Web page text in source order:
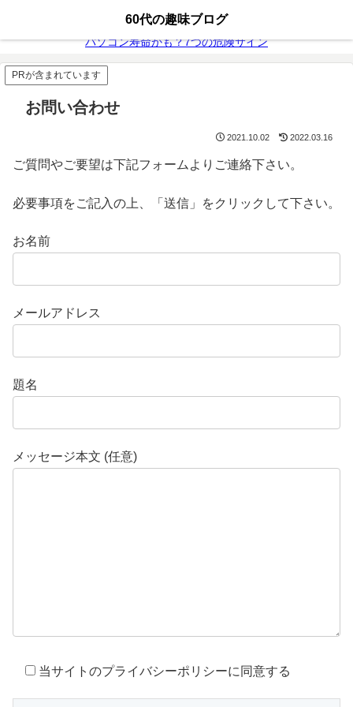
富士通26年モデル
パソコン寿命かも？7つの危険サイン
PRが含まれています
お問い合わせ
2021.10.02 2022.03.16
ご質問やご要望は下記フォームよりご連絡下さい。
必要事項をご記入の上、「送信」をクリックして下さい。
お名前
メールアドレス
題名
メッセージ本文 (任意)
当サイトのプライバシーポリシーに同意する
60代の趣味ブログ